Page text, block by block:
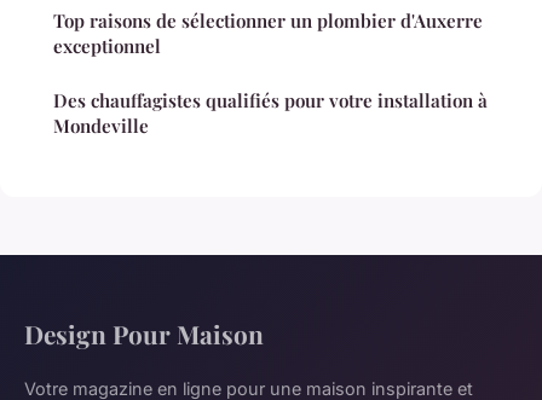
Top raisons de sélectionner un plombier d'Auxerre
exceptionnel
Des chauffagistes qualifiés pour votre installation à
Mondeville
Design Pour Maison
Votre magazine en ligne pour une maison inspirante et